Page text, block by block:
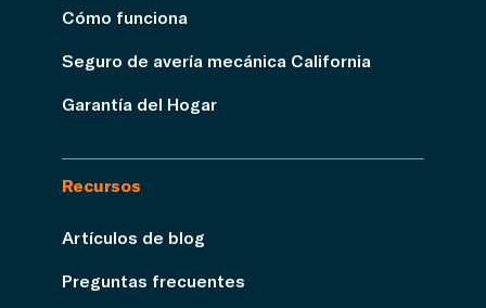
Cómo funciona
Seguro de avería mecánica California
Garantía del Hogar
Recursos
Artículos de blog
Preguntas frecuentes